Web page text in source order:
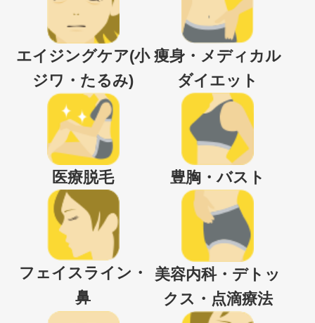
エイジングケア(小
ジワ・たるみ)
痩身・メディカル
ダイエット
医療脱毛 豊胸・バスト
フェイスライン・
鼻
美容内科・デトッ
クス・点滴療法